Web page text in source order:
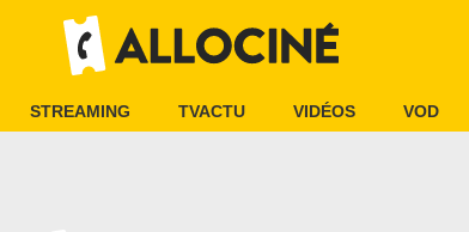
STREAMING TVACTU VIDÉOS VOD